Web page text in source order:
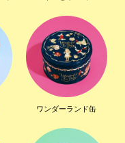
ワンダーランド缶